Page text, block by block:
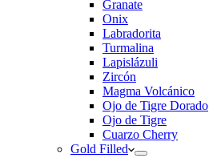
Granate
Onix
Labradorita
Turmalina
Lapislázuli
Zircón
Magma Volcánico
Ojo de Tigre Dorado
Ojo de Tigre
Cuarzo Cherry
Gold Filled